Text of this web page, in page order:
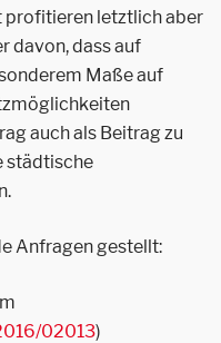
profitieren letztlich aber
davon, dass auf
Maße auf
auch als Beitrag zu
städtische
Anfragen gestellt:
02013)